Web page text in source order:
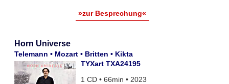
»zur Besprechung«
Horn Universe
Telemann • Mozart • Britten • Kikta
TYXart TXA24195
1 CD • 66min • 2023